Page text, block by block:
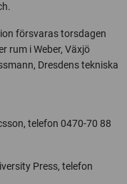
försvaras torsdagen
rum i Weber, Växjö
Dresdens tekniska
telefon 0470-70 88
Press, telefon